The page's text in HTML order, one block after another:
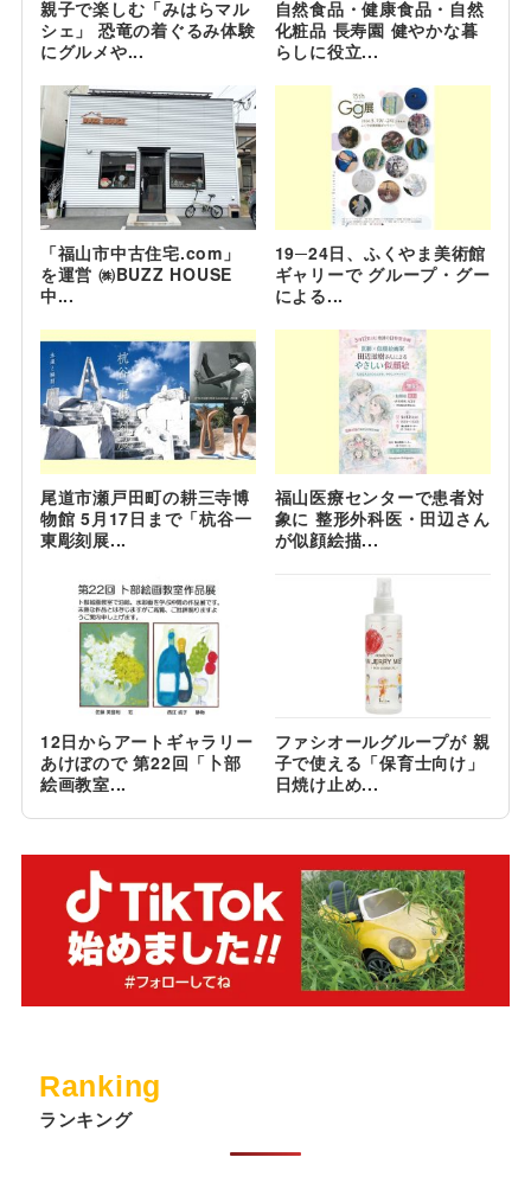
親子で楽しむ「みはらマル
シェ」 恐竜の着ぐるみ体験
にグルメや...
自然食品・健康食品・自然
化粧品 長寿園 健やかな暮
らしに役立...
「福山市中古住宅.com」
を運営 ㈱BUZZ HOUSE
中...
19─24日、ふくやま美術館
ギャリーで グループ・グー
による...
尾道市瀬戸田町の耕三寺博
物館 5月17日まで「杭谷一
東彫刻展...
福山医療センターで患者対
象に 整形外科医・田辺さん
が似顔絵描...
12日からアートギャラリー
あけぼので 第22回「卜部
絵画教室...
ファシオールグループが 親
子で使える「保育士向け」
日焼け止め...
Ranking
ランキング